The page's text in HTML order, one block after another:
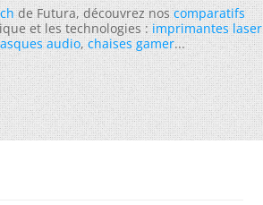
de Futura, découvrez noscomparatifs
et les technologies :imprimantes laser
audio,chaises gamer...